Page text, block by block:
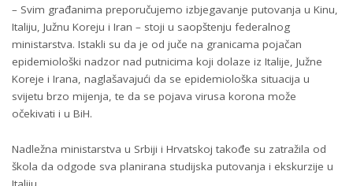
– Svim građanima preporučujemo izbjegavanje putovanja u Kinu,
Italiju, Južnu Koreju i Iran – stoji u saopštenju federalnog
ministarstva. Istakli su da je od juče na granicama pojačan
epidemiološki nadzor nad putnicima koji dolaze iz Italije, Južne
Koreje i Irana, naglašavajući da se epidemiološka situacija u
svijetu brzo mijenja, te da se pojava virusa korona može
očekivati i u BiH.
Nadležna ministarstva u Srbiji i Hrvatskoj takođe su zatražila od
škola da odgode sva planirana studijska putovanja i ekskurzije u